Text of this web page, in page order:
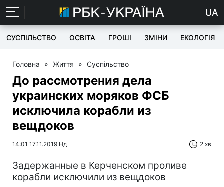
UA
СУСПІЛЬСТВО ОСВІТА ГРОШІ ЗМІНИ ЕКОЛОГІЯ
Головна » Життя » Суспільство
До рассмотрения дела
украинских моряков ФСБ
исключила корабли из
вещдоков
14:01 17.11.2019 Нд 2 хв
Задержанные в Керченском проливе
корабли исключили из вещдоков